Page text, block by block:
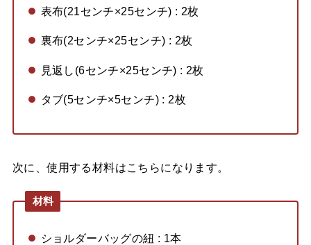
表布(21センチ×25センチ) : 2枚
裏布(2センチ×25センチ) : 2枚
見返し(6センチ×25センチ) : 2枚
タブ(5センチ×5センチ) : 2枚
次に、使用する材料はこちらになります。
材料
ショルダーバッグの紐 : 1本